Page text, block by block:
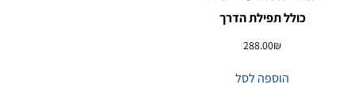
כולל תפילת הדרך
288.00₪
הוספה לסל